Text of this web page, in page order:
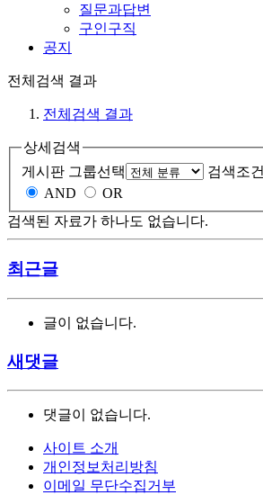
질문과답변
구인구직
공지
전체검색 결과
전체검색 결과
상세검색
게시판 그룹선택
검색조건
AND
OR
검색된 자료가 하나도 없습니다.
최근글
글이 없습니다.
새댓글
댓글이 없습니다.
사이트 소개
개인정보처리방침
이메일 무단수집거부